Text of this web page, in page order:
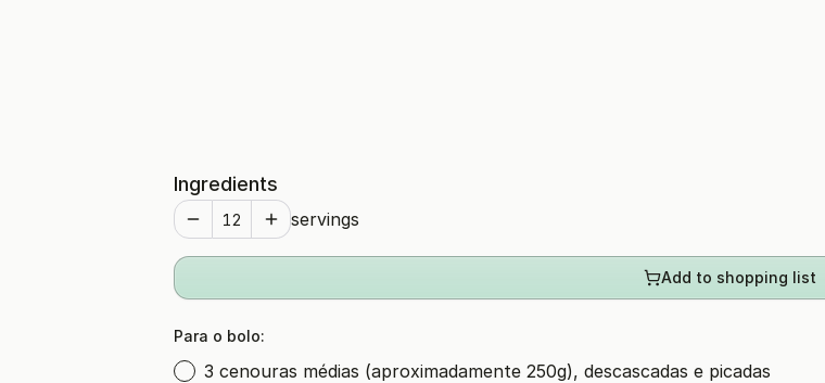
Ingredients
servings
Add to shopping list
Para o bolo:
3 cenouras médias (aproximadamente 250g), descascadas e picadas